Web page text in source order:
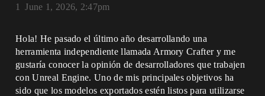
June 1, 2026, 2:47pm
1
Hola! He pasado el último año desarrollando una
herramienta independiente llamada Armory Crafter y me
gustaría conocer la opinión de desarrolladores que trabajen
con Unreal Engine. Uno de mis principales objetivos ha
sido que los modelos exportados estén listos para utilizarse